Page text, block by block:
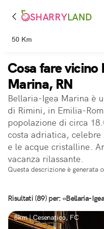
SHARRYLAND
50 Km
Cosa fare vicino
Marina, RN
Bellaria-Igea Marina è
di Rimini, in Emilia-
popolazione di circa
costa adriatica,
e le acque cristalline.
vacanza rilassante.
Questa descrizione è generata
Risultati (89) per: «Bellaria-
8km | Cesenatico, FC